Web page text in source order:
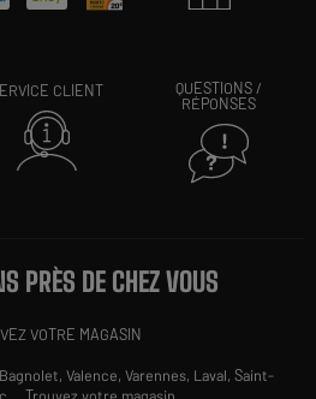
CLIENT
QUESTIONS /
RÉPONSES
PRÈS DE CHEZ VOUS
VOTRE MAGASIN
Valence,Varennes, Laval,Saint-